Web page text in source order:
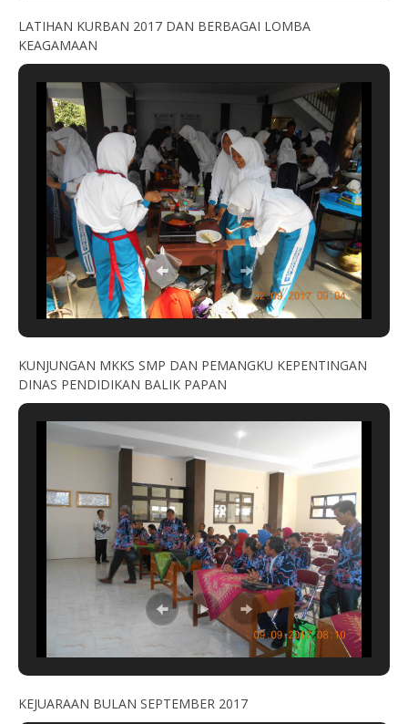
LATIHAN KURBAN 2017 DAN BERBAGAI LOMBA
KEAGAMAAN
KUNJUNGAN MKKS SMP DAN PEMANGKU KEPENTINGAN
DINAS PENDIDIKAN BALIK PAPAN
KEJUARAAN BULAN SEPTEMBER 2017